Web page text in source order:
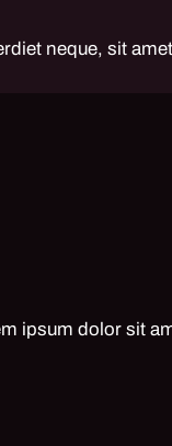
neque, sit
ipsum dolor sit